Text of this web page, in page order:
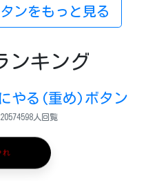
ンをもっと見る
キング
やる(重め)ボタン
20574598人回覧
れ